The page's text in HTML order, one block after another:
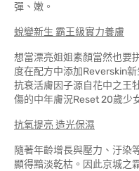
彈、嫩。
蛻變新生 霸王級實力養膚
想當漂亮姐姐素顏當然也要
度在配方中添加Reverskin
抗衰活膚因子源自花中之王
傷的中年膚況Reset 20歲少
抗氧提亮 造光保濕
隨著年齡增長與壓力、汙染
顯得黯淡乾枯。因此京城之